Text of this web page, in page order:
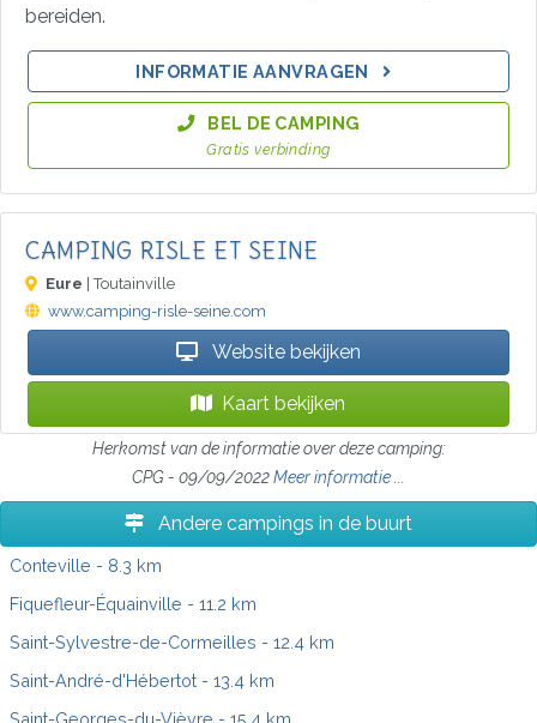
bereiden.
INFORMATIE AANVRAGEN
BEL DE CAMPING
Gratis verbinding
CAMPING RISLE ET SEINE
Eure | Toutainville
www.camping-risle-seine.com
Website bekijken
Kaart bekijken
Herkomst van de informatie over deze camping:
CPG - 09/09/2022Meer informatie ...
Andere campings in de buurt
Conteville - 8.3 km
Fiquefleur-Équainville - 11.2 km
Saint-Sylvestre-de-Cormeilles - 12.4 km
Saint-André-d'Hébertot - 13.4 km
Saint-Georges-du-Vièvre - 15.4 km